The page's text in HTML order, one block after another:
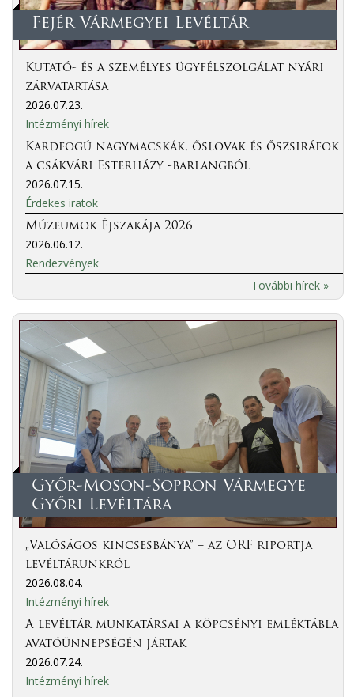
Fejér Vármegyei Levéltár
Kutató- és a személyes ügyfélszolgálat nyári
zárvatartása
2026.07.23.
Intézményi hírek
Kardfogú nagymacskák, őslovak és őszsiráfok
a csákvári Esterházy -barlangból
2026.07.15.
Érdekes iratok
Múzeumok Éjszakája 2026
2026.06.12.
Rendezvények
További hírek »
Győr-Moson-Sopron Vármegye
Győri Levéltára
„Valóságos kincsesbánya” – az ORF riportja
levéltárunkról
2026.08.04.
Intézményi hírek
A levéltár munkatársai a köpcsényi emléktábla
avatóünnepségén jártak
2026.07.24.
Intézményi hírek